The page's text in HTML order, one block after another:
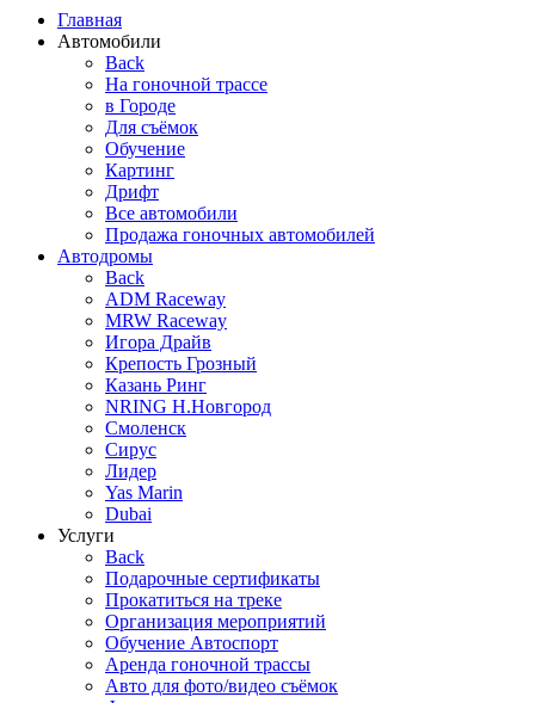
Главная
Автомобили
Back
На гоночной трассе
в Городе
Для съёмок
Обучение
Картинг
Дрифт
Все автомобили
Продажа гоночных автомобилей
Автодромы
Back
ADM Raceway
MRW Raceway
Игора Драйв
Крепость Грозный
Казань Ринг
NRING Н.Новгород
Смоленск
Сирус
Лидер
Yas Marin
Dubai
Услуги
Back
Подарочные сертификаты
Прокатиться на треке
Организация мероприятий
Обучение Автоспорт
Аренда гоночной трассы
Авто для фото/видео съёмок